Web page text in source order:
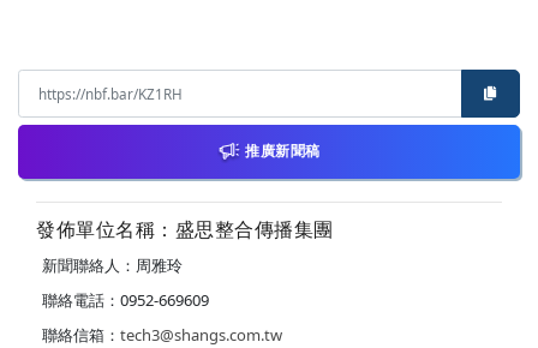
推廣新聞稿
發佈單位名稱：盛思整合傳播集團
新聞聯絡人：周雅玲
聯絡電話：0952-669609
聯絡信箱： tech3@shangs.com.tw